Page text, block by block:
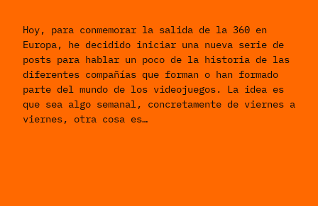
Hoy, para conmemorar la salida de la 360 en
Europa, he decidido iniciar una nueva serie de
posts para hablar un poco de la historia de las
diferentes compañías que forman o han formado
parte del mundo de los videojuegos. La idea es
que sea algo semanal, concretamente de viernes a
viernes, otra cosa es…